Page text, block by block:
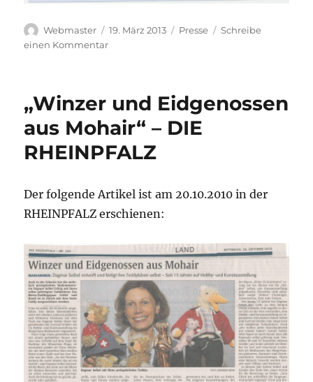
Autor
Webmaster
Veröffentlicht
19. März 2013 Kategorien
Presse
Schreibe
einen Kommentarzu
Bärreport
„Winzer und Eidgenossen
aus Mohair“ – DIE
RHEINPFALZ
Der folgende Artikel ist am 20.10.2010 in der
RHEINPFALZ erschienen: